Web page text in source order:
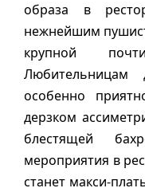
образа в
нежнейшим
крупной
Любительницам
особенно
дерзком
блестящей
мероприятия в
станет макси-